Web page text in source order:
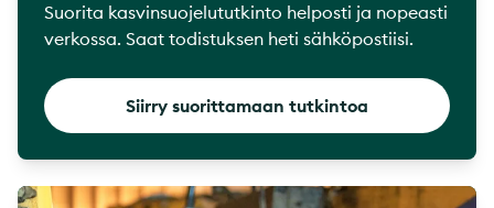
Suorita kasvinsuojelututkinto helposti ja nopeasti
verkossa. Saat todistuksen heti sähköpostiisi.
Siirry suorittamaan tutkintoa